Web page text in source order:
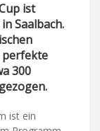
ist
Saalbach.
300
ist ein